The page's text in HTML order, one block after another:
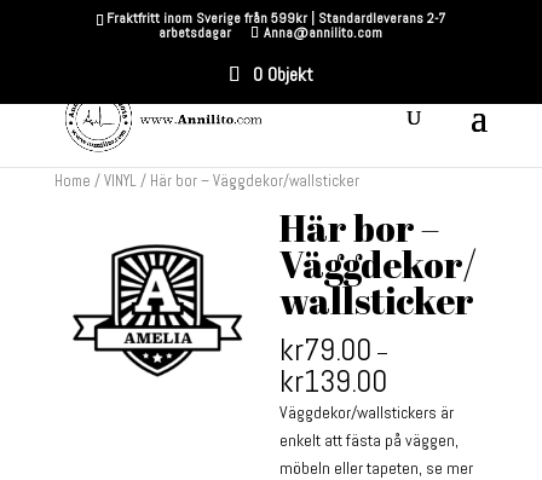
Fraktfritt inom Sverige från 599kr | Standardleverans 2-7
arbetsdagar Anna@annilito.com
0 Objekt
Home /VINYL/ Här bor – Väggdekor/wallsticker
Här bor –
Väggdekor/
wallsticker
kr79.00 –
kr139.00
Väggdekor/wallstickers är
enkelt att fästa på väggen,
möbeln eller tapeten, se mer